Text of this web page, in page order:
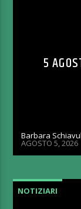
5
Barbara
AGOSTO 5, 2026
NOTIZIARI